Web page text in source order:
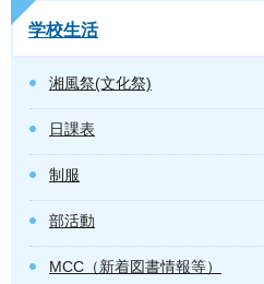
学校生活
湘風祭(文化祭)
日課表
制服
部活動
MCC（新着図書情報等）